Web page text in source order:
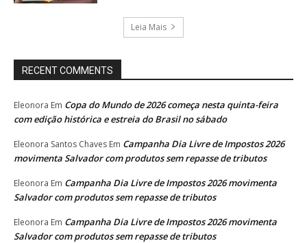
Leia Mais
RECENT COMMENTS
Eleonora Em Copa do Mundo de 2026 começa nesta quinta-feira
com edição histórica e estreia do Brasil no sábado
Eleonora Santos Chaves Em Campanha Dia Livre de Impostos 2026
movimenta Salvador com produtos sem repasse de tributos
Eleonora Em Campanha Dia Livre de Impostos 2026 movimenta
Salvador com produtos sem repasse de tributos
Eleonora Em Campanha Dia Livre de Impostos 2026 movimenta
Salvador com produtos sem repasse de tributos